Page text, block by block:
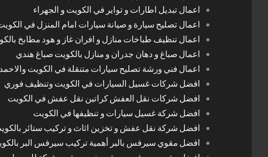
اعمال تبديل اطارات و تواير في الكويت و الجهراء
اعمال تصليح سيارة و صيانة سيارات امام المنزل في
اعمال تنظيف طباخات منازل و افران غاز و هود مطابخ
اعمال صباغ و دهان جدران و منازل بالكويت صباغ هندي
اعمال فني ورشة تصليح سيارات متنقلة في الكويت
افضل شركات غسيل السيارات في الكويت وتنظيف فوري
افضل شركات نقل العفش كراتين نقل عفش في الكويت
افضل شركة غسيل سيارات و تنظيفها في الكويت
افضل شركة نقل عفش و تخزين اثاث و تركيب ستائر
افضل مقوي سيرفس بالبر أهمية تركيب سيرفس البر